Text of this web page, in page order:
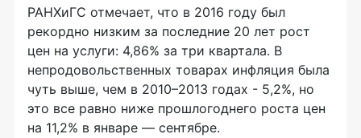
РАНХиГС отмечает, что в 2016 году был
рекордно низким за последние 20 лет рост
цен на услуги: 4,86% за три квартала. В
непродовольственных товарах инфляция была
чуть выше, чем в 2010–2013 годах - 5,2%, но
это все равно ниже прошлогоднего роста цен
на 11,2% в январе — сентябре.